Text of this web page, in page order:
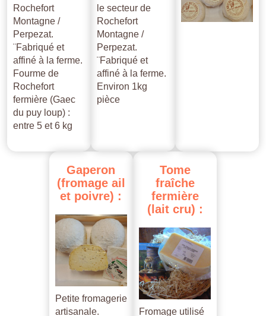
Rochefort
Montagne /
Perpezat.
¨Fabriqué et
affiné à la ferme.
Fourme de
Rochefort
fermière (Gaec
du puy loup) :
entre 5 et 6 kg
le secteur de
Rochefort
Montagne /
Perpezat.
¨Fabriqué et
affiné à la ferme.
Environ 1kg
pièce
Gaperon
(fromage ail
et poivre) :
Petite fromagerie
artisanale.
Tome
fraîche
fermière
(lait cru) :
Fromage utilisé